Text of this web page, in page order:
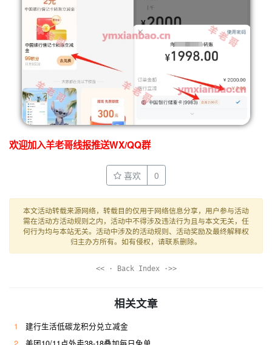
欢迎加入羊老哥线报推送WX/QQ群
喜欢 0
本文活动转载来源网络，转载目的仅用于网络信息分享，用户参与活动
需在活动方活动规则之内，活动中不得涉及违法行为且与本文无关，任
何行为均与本站无关。活动中涉及的活动规则、活动奖励及最终解释权
归主办方所有。如有侵权，请联系删除。
<< · Back Index ·>>
相关文章
1
建行生活低碳龙积分兑立减金